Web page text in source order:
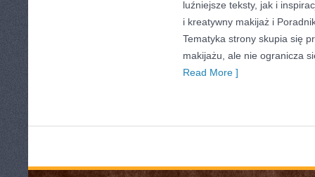
luźniejsze teksty, jak i
i kreatywny makijaż i
Tematyka strony skupia się
makijażu, ale nie ogranicza
Read More ]